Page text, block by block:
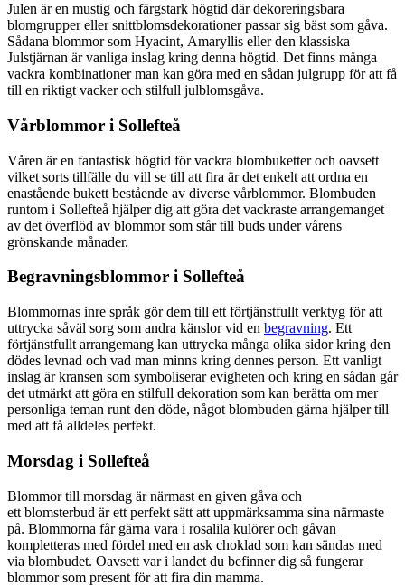
Julen är en mustig och färgstark högtid där dekoreringsbara
blomgrupper eller snittblomsdekorationer passar sig bäst som gåva.
Sådana blommor som Hyacint, Amaryllis eller den klassiska
Julstjärnan är vanliga inslag kring denna högtid. Det finns många
vackra kombinationer man kan göra med en sådan julgrupp för att få
till en riktigt vacker och stilfull julblomsgåva.
Vårblommor i Sollefteå
Våren är en fantastisk högtid för vackra blombuketter och oavsett
vilket sorts tillfälle du vill se till att fira är det enkelt att ordna en
enastående bukett bestående av diverse vårblommor. Blombuden
runtom i Sollefteå hjälper dig att göra det vackraste arrangemanget
av det överflöd av blommor som står till buds under vårens
grönskande månader.
Begravningsblommor i Sollefteå
Blommornas inre språk gör dem till ett förtjänstfullt verktyg för att
uttrycka såväl sorg som andra känslor vid en begravning. Ett
förtjänstfullt arrangemang kan uttrycka många olika sidor kring den
dödes levnad och vad man minns kring dennes person. Ett vanligt
inslag är kransen som symboliserar evigheten och kring en sådan går
det utmärkt att göra en stilfull dekoration som kan berätta om mer
personliga teman runt den döde, något blombuden gärna hjälper till
med att få alldeles perfekt.
Morsdag i Sollefteå
Blommor till morsdag är närmast en given gåva och
ett blomsterbud är ett perfekt sätt att uppmärksamma sina närmaste
på. Blommorna får gärna vara i rosalila kulörer och gåvan
kompletteras med fördel med en ask choklad som kan sändas med
via blombudet. Oavsett var i landet du befinner dig så fungerar
blommor som present för att fira din mamma.